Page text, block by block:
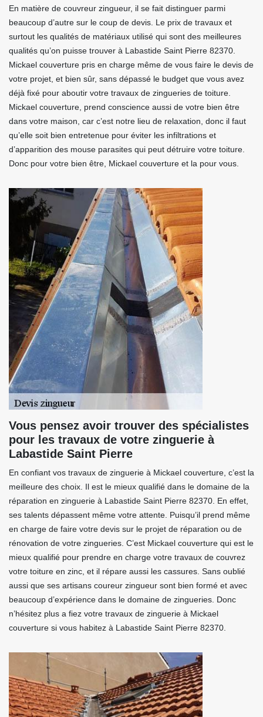
En matière de couvreur zingueur, il se fait distinguer parmi
beaucoup d’autre sur le coup de devis. Le prix de travaux et
surtout les qualités de matériaux utilisé qui sont des meilleures
qualités qu’on puisse trouver à Labastide Saint Pierre 82370.
Mickael couverture pris en charge même de vous faire le devis de
votre projet, et bien sûr, sans dépassé le budget que vous avez
déjà fixé pour aboutir votre travaux de zingueries de toiture.
Mickael couverture, prend conscience aussi de votre bien être
dans votre maison, car c’est notre lieu de relaxation, donc il faut
qu’elle soit bien entretenue pour éviter les infiltrations et
d’apparition des mouse parasites qui peut détruire votre toiture.
Donc pour votre bien être, Mickael couverture et la pour vous.
Vous pensez avoir trouver des spécialistes
pour les travaux de votre zinguerie à
Labastide Saint Pierre
En confiant vos travaux de zinguerie à Mickael couverture, c’est la
meilleure des choix. Il est le mieux qualifié dans le domaine de la
réparation en zinguerie à Labastide Saint Pierre 82370. En effet,
ses talents dépassent même votre attente. Puisqu’il prend même
en charge de faire votre devis sur le projet de réparation ou de
rénovation de votre zingueries. C’est Mickael couverture qui est le
mieux qualifié pour prendre en charge votre travaux de couvrez
votre toiture en zinc, et il répare aussi les cassures. Sans oublié
aussi que ses artisans coureur zingueur sont bien formé et avec
beaucoup d’expérience dans le domaine de zingueries. Donc
n’hésitez plus a fiez votre travaux de zinguerie à Mickael
couverture si vous habitez à Labastide Saint Pierre 82370.